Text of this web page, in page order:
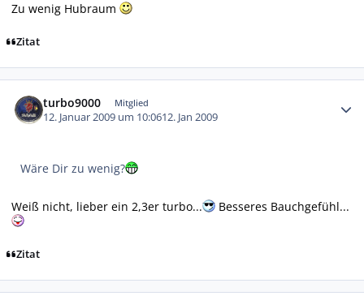
Zu wenig Hubraum
Zitat
turbo9000 Mitglied
12. Januar 2009 um 10:0612. Jan 2009
Wäre Dir zu wenig?
Weiß nicht, lieber ein 2,3er turbo... Besseres Bauchgefühl...
Zitat